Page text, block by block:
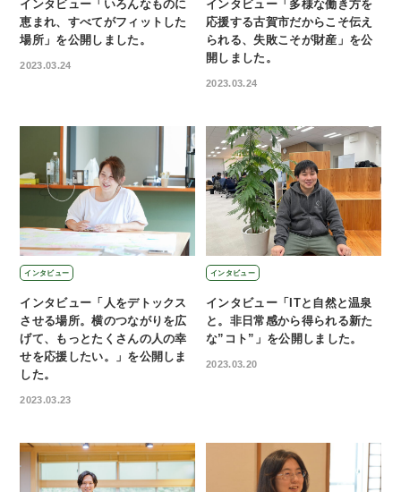
インタビュー「いろんなものに
恵まれ、すべてがフィットした
場所」を公開しました。
2023.03.24
インタビュー「多様な働き方を
応援する古賀市だからこそ伝え
られる、失敗こそが財産」を公
開しました。
2023.03.24
インタビュー
インタビュー「人をデトックス
させる場所。横のつながりを広
げて、もっとたくさんの人の幸
せを応援したい。」を公開しま
した。
2023.03.23
インタビュー
インタビュー「ITと自然と温泉
と。非日常感から得られる新た
な”コト”」を公開しました。
2023.03.20